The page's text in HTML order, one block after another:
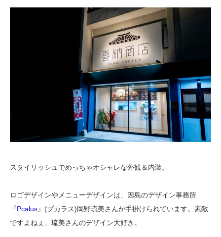
スタイリッシュでめっちゃオシャレな外観＆内装。
ロゴデザインやメニューデザインは、因島のデザイン事務所
『Pcalus』(プカラス)岡野琉美さんが手掛けられています。素敵
ですよねぇ、琉美さんのデザイン大好き。